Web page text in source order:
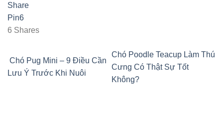
Share
Pin6
6 Shares
Chó Pug Mini – 9 Điều Cần
Lưu Ý Trước Khi Nuôi
Chó Poodle Teacup Làm Thú
Cưng Có Thật Sự Tốt
Không?